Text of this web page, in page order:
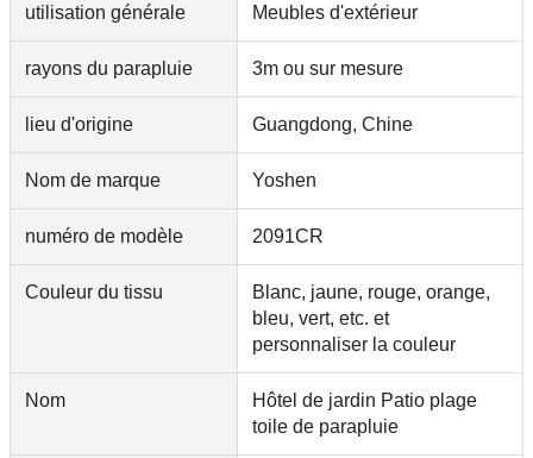
utilisation générale Meubles d'extérieur
rayons du parapluie 3m ou sur mesure
lieu d'origine Guangdong, Chine
Nom de marque Yoshen
numéro de modèle 2091CR
Couleur du tissu
Blanc, jaune, rouge, orange,
bleu, vert, etc. et
personnaliser la couleur
Nom
Hôtel de jardin Patio plage
toile de parapluie